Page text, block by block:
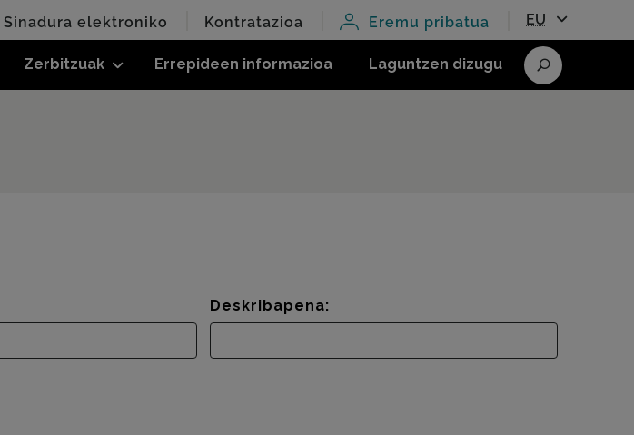
Zerbitzuak Errepideen informazioa Laguntzen dizugu
Sinadura elektroniko Kontratazioa Eremu pribatua EU
Bilatu
Deskribapena: